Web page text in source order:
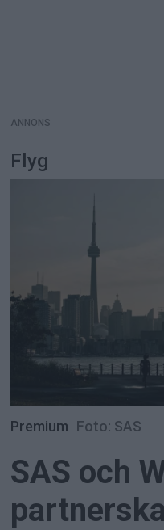
ANNONS
Flyg
Premium Foto: SAS
SAS och